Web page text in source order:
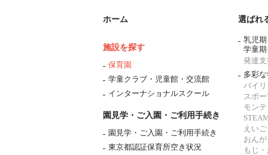
ホーム
施設を探す
保育園
学童クラブ・児童館・交流館
インターナショナルスクール
園見学・ご入園・ご利用手続き
園見学・ご入園・ご利用手続き
東京都認証保育所空き状況
選ばれ
乳児
学童
発達
多彩
バイ
スポ
モン
えいご
おん
もじ